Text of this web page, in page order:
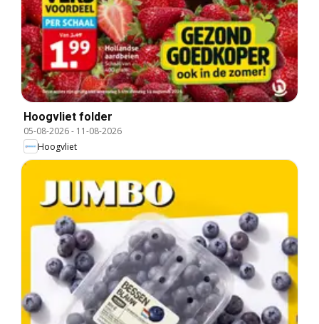
Hoogvliet folder
05-08-2026- 11-08-2026
Hoogvliet